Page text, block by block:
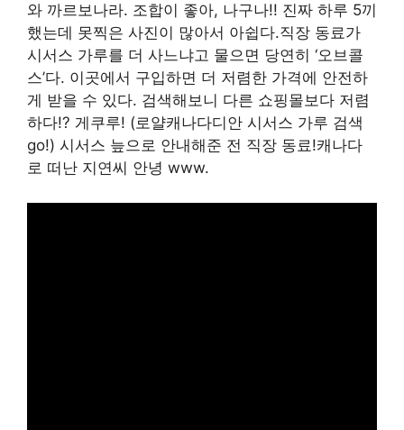
와 까르보나라. 조합이 좋아, 나구나!! 진짜 하루 5끼
했는데 못찍은 사진이 많아서 아쉽다.직장 동료가
시서스 가루를 더 사느냐고 물으면 당연히 ‘오브콜
스’다. 이곳에서 구입하면 더 저렴한 가격에 안전하
게 받을 수 있다. 검색해보니 다른 쇼핑몰보다 저렴
하다!? 게쿠루! (로얄캐나다디안 시서스 가루 검색
go!) 시서스 늪으로 안내해준 전 직장 동료!캐나다
로 떠난 지연씨 안녕 www.